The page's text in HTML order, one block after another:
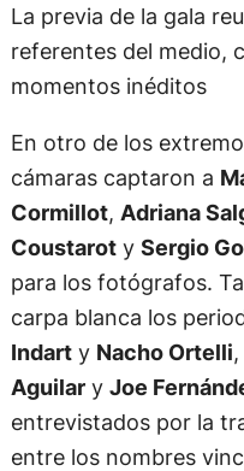
La previa de la gala
referentes del medio,
momentos inéditos
En otro de los
cámaras captaron a
Cormillot, Adriana
Coustaroty Sergio
para los fotógrafos.
carpa blanca los
Indarty Nacho Ortelli
Aguilary Joe
entrevistados por la
entre los nombres